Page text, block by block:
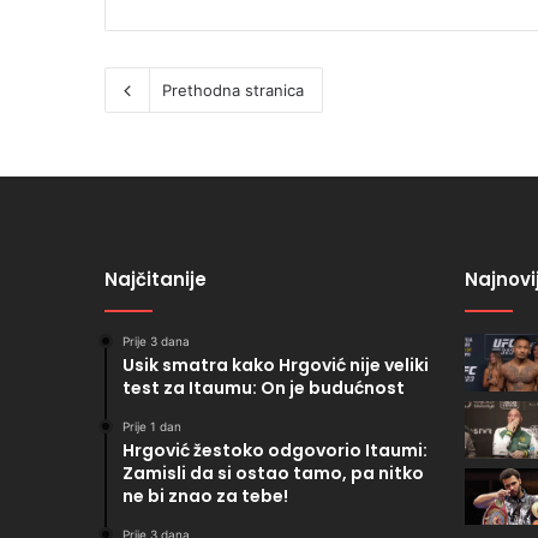
Prethodna stranica
Najčitanije
Prije 3 dana
Usik smatra kako Hrgović nije veliki
test za Itaumu: On je budućnost
Prije 1 dan
Hrgović žestoko odgovorio Itaumi:
Zamisli da si ostao tamo, pa nitko
ne bi znao za tebe!
Prije 3 dana